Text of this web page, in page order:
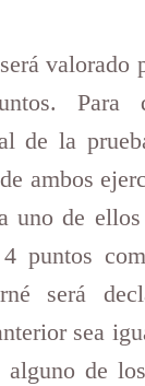
valorado
Para
de la
ambos
uno de
4 puntos
será
sea
de